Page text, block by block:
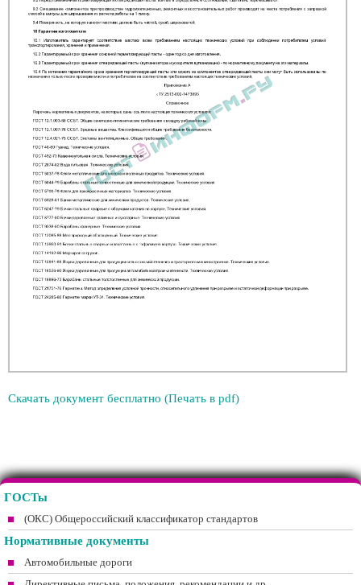
Скачать документ бесплатно (Печать в pdf)
ГОСТы
(ОКС) Общероссийский классификатор стандартов
Нормативные документы
Автомобильные дороги